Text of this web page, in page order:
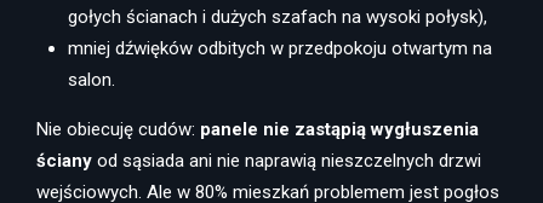
gołych ścianach i dużych szafach na wysoki połysk),
mniej dźwięków odbitych w przedpokoju otwartym na
salon.
Nie obiecuję cudów: panele nie zastąpią wygłuszenia
ściany od sąsiada ani nie naprawią nieszczelnych drzwi
wejściowych. Ale w 80% mieszkań problemem jest pogłos